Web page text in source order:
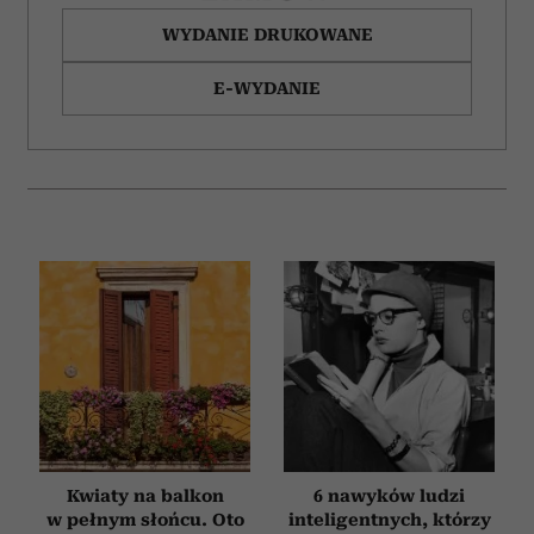
WYDANIE DRUKOWANE
E-WYDANIE
Kwiaty na balkon
w pełnym słońcu. Oto
6 nawyków ludzi
inteligentnych, którzy